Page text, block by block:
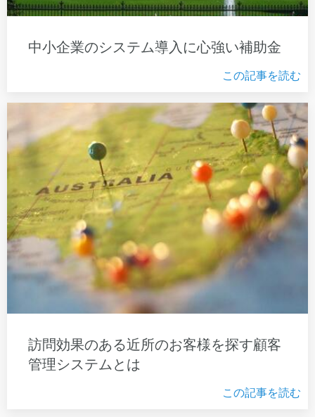
中小企業のシステム導入に心強い補助金
この記事を読む
訪問効果のある近所のお客様を探す顧客
管理システムとは
この記事を読む